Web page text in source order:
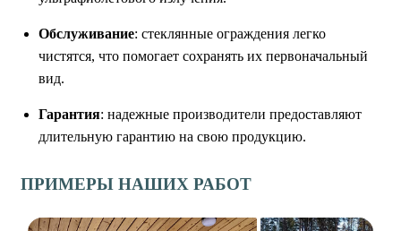
Обслуживание: стеклянные ограждения легко
чистятся, что помогает сохранять их первоначальный
вид.
Гарантия: надежные производители предоставляют
длительную гарантию на свою продукцию.
ПРИМЕРЫ НАШИХ РАБОТ